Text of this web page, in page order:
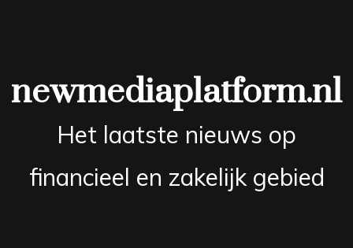
newmediaplatform.nl
Het laatste nieuws op
financieel en zakelijk gebied